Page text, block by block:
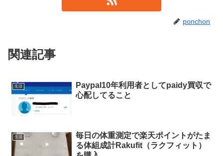
ponchon
関連記事
生活
Paypal10年利用者としてpaidy買収で
心配してること
生活
毎日の体重測定で楽天ポイントがたま
る体組成計Rakufit（ラクフィット）